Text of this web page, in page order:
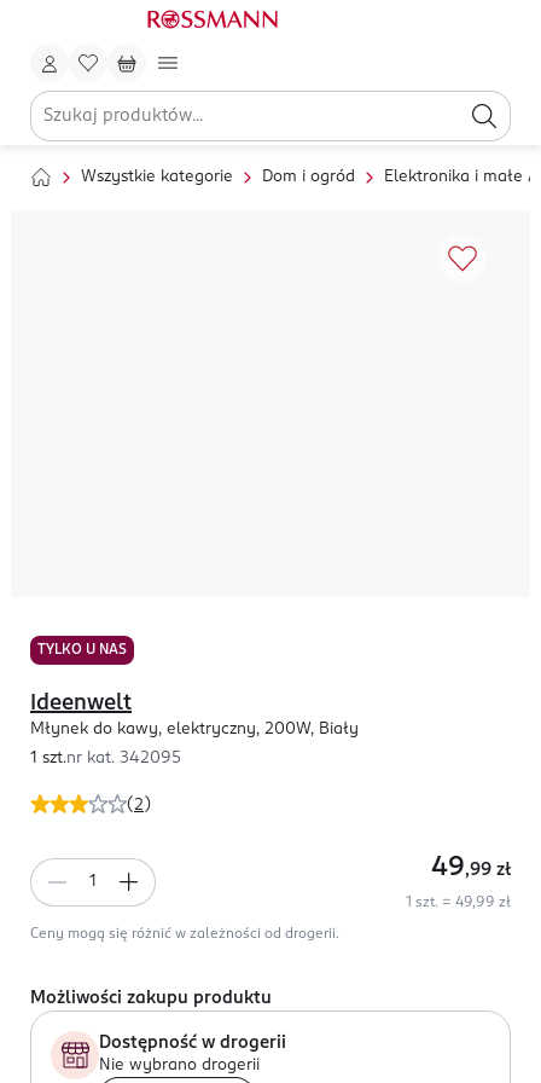
Wszystkie kategorie Dom i ogród Elektronika i małe
TYLKO U NAS
(2 )
Ideenwelt
Młynek do kawy, elektryczny, 200W, Biały
1 szt.nr kat. 342095
49,99 zł
1 szt. = 49,99 zł
Ceny mogą się różnić w zależności od drogerii.
Możliwości zakupu produktu
Dostępność w drogerii
Nie wybrano drogerii